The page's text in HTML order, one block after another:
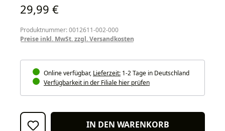
Regulärer Preis:
29,99 €
Produktnummer: 0012611-002-000
Preise inkl. MwSt. zzgl. Versandkosten
Online verfügbar, Lieferzeit: 1-2 Tage in Deutschland
Verfügbarkeit in der Filiale hier prüfen
IN DEN WARENKORB